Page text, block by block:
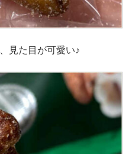
見た目が可愛い♪